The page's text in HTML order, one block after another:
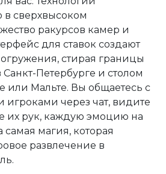
в сверхвысоком
ракурсов камер и
для ставок создают
стирая границы
Петербурге и столом
или Мальте. Вы общаетесь с
игроками через чат, видите
их рук, каждую эмоцию на
самая магия, которая
развлечение в